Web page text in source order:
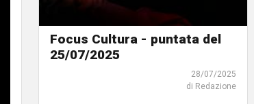
Focus Cultura - puntata del
25/07/2025
28/07/2025
di Redazione